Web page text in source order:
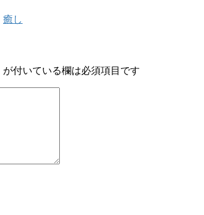
癒し
が付いている欄は必須項目です